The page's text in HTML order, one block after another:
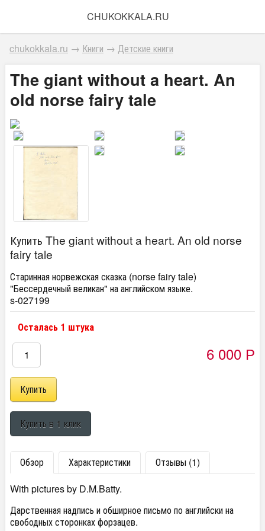
CHUKOKKALA.RU
chukokkala.ru → Книги → Детские книги
The giant without a heart. An
old norse fairy tale
Купить The giant without a heart. An old norse
fairy tale
Старинная норвежская сказка (norse fairy tale)
"Бессердечный великан" на английском языке.
s-027199
Осталась 1 штука
6 000 Р
Обзор Характеристики
Отзывы (1)
With pictures by D.M.Batty.
Дарственная надпись и обширное письмо по английски на
свободных сторонках форзацев.